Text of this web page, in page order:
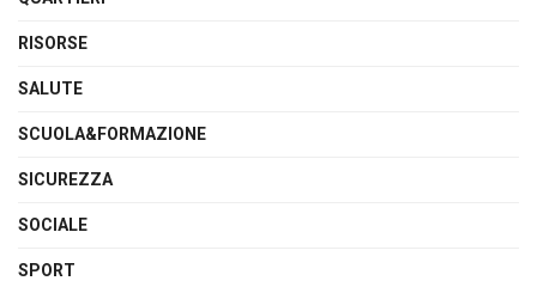
RISORSE
SALUTE
SCUOLA&FORMAZIONE
SICUREZZA
SOCIALE
SPORT